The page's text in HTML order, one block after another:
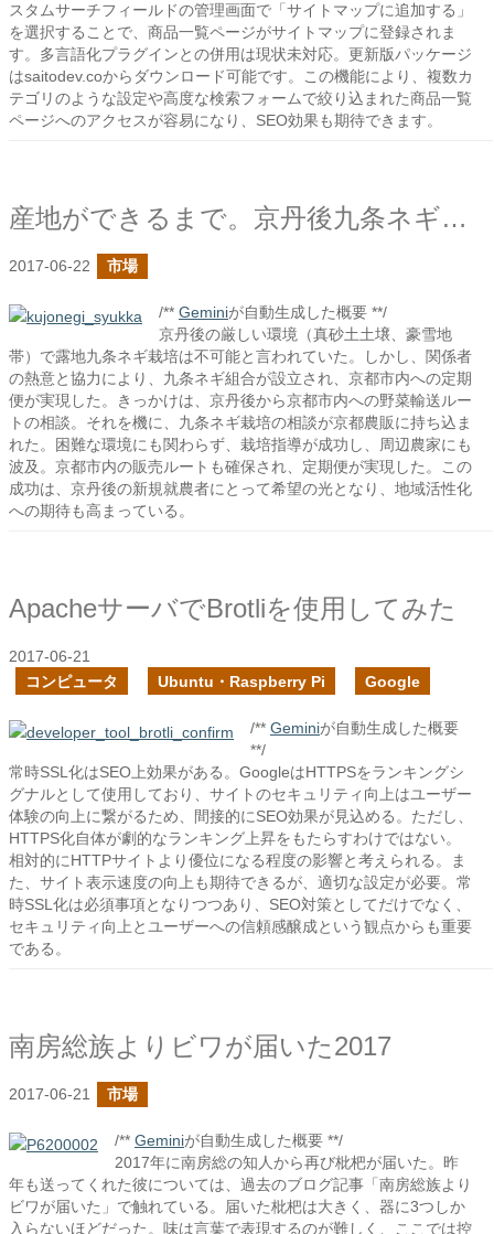
スタムサーチフィールドの管理画面で「サイトマップに追加する」
を選択することで、商品一覧ページがサイトマップに登録されま
す。多言語化プラグインとの併用は現状未対応。更新版パッケージ
はsaitodev.coからダウンロード可能です。この機能により、複数カ
テゴリのような設定や高度な検索フォームで絞り込まれた商品一覧
ページへのアクセスが容易になり、SEO効果も期待できます。
産地ができるまで。京丹後九条ネギの露地栽培
2017-06-22 市場
/** Geminiが自動生成した概要 **/
京丹後の厳しい環境（真砂土土壌、豪雪地
帯）で露地九条ネギ栽培は不可能と言われていた。しかし、関係者
の熱意と協力により、九条ネギ組合が設立され、京都市内への定期
便が実現した。きっかけは、京丹後から京都市内への野菜輸送ルー
トの相談。それを機に、九条ネギ栽培の相談が京都農販に持ち込ま
れた。困難な環境にも関わらず、栽培指導が成功し、周辺農家にも
波及。京都市内の販売ルートも確保され、定期便が実現した。この
成功は、京丹後の新規就農者にとって希望の光となり、地域活性化
への期待も高まっている。
ApacheサーバでBrotliを使用してみた
2017-06-21
コンピュータ
Ubuntu・Raspberry Pi Google
/** Geminiが自動生成した概要
**/
常時SSL化はSEO上効果がある。GoogleはHTTPSをランキングシ
グナルとして使用しており、サイトのセキュリティ向上はユーザー
体験の向上に繋がるため、間接的にSEO効果が見込める。ただし、
HTTPS化自体が劇的なランキング上昇をもたらすわけではない。
相対的にHTTPサイトより優位になる程度の影響と考えられる。ま
た、サイト表示速度の向上も期待できるが、適切な設定が必要。常
時SSL化は必須事項となりつつあり、SEO対策としてだけでなく、
セキュリティ向上とユーザーへの信頼感醸成という観点からも重要
である。
南房総族よりビワが届いた2017
2017-06-21 市場
/** Geminiが自動生成した概要 **/
2017年に南房総の知人から再び枇杷が届いた。昨
年も送ってくれた彼については、過去のブログ記事「南房総族より
ビワが届いた」で触れている。届いた枇杷は大きく、器に3つしか
入らないほどだった。味は言葉で表現するのが難しく、ここでは控